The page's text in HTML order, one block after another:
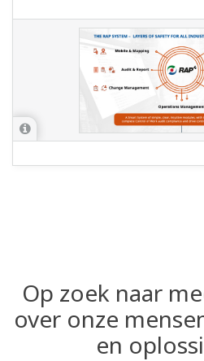
Op zoek naar
over onze
en